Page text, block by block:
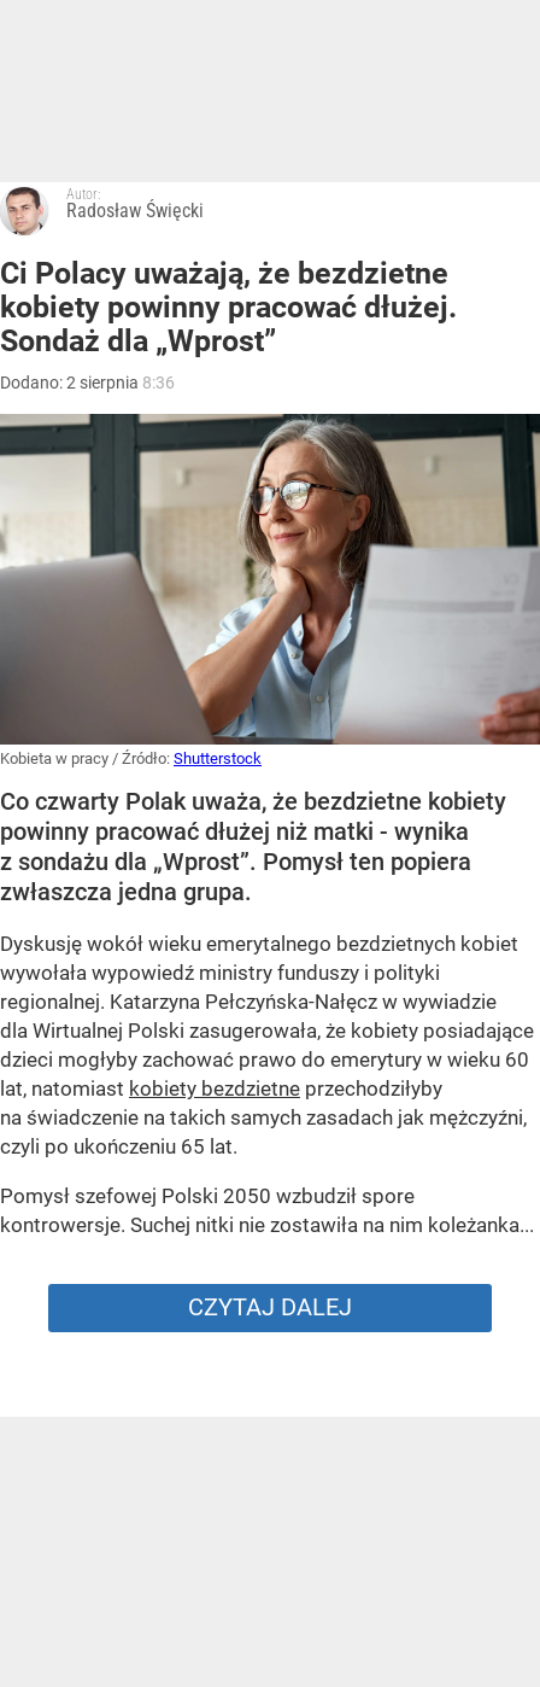
Autor:
Radosław Święcki
Ci Polacy uważają, że bezdzietne
kobiety powinny pracować dłużej.
Sondaż dla „Wprost”
Dodano:2 sierpnia 8:36
Kobieta w pracy / Źródło: Shutterstock
Co czwarty Polak uważa, że bezdzietne kobiety
powinny pracować dłużej niż matki - wynika
z sondażu dla „Wprost”. Pomysł ten popiera
zwłaszcza jedna grupa.
Dyskusję wokół wieku emerytalnego bezdzietnych kobiet
wywołała wypowiedź ministry funduszy i polityki
regionalnej. Katarzyna Pełczyńska-Nałęcz w wywiadzie
dla Wirtualnej Polski zasugerowała, że kobiety posiadające
dzieci mogłyby zachować prawo do emerytury w wieku 60
lat, natomiast kobiety bezdzietne przechodziłyby
na świadczenie na takich samych zasadach jak mężczyźni,
czyli po ukończeniu 65 lat.
Pomysł szefowej Polski 2050 wzbudził spore
kontrowersje. Suchej nitki nie zostawiła na nim koleżanka...
CZYTAJ DALEJ